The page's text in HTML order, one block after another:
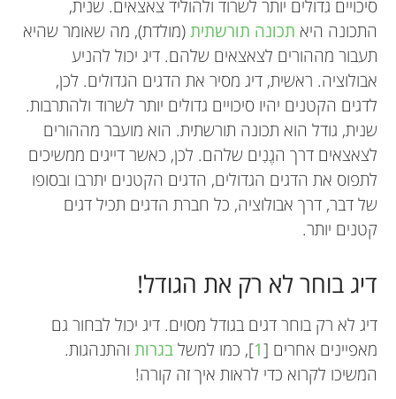
סיכויים גדולים יותר לשרוד ולהוליד צאצאים. שנית,
התכונה היא תכונה תורשתית(מולדת), מה שאומר שהיא
תעבור מההורים לצאצאים שלהם. דיג יכול להניע
אבולוציה. ראשית, דיג מסיר את הדגים הגדולים. לכן,
לדגים הקטנים יהיו סיכויים גדולים יותר לשרוד ולהתרבות.
שנית, גודל הוא תכונה תורשתית. הוא מועבר מההורים
לצאצאים דרך הגֶנִים שלהם. לכן, כאשר דייגים ממשיכים
לתפוס את הדגים הגדולים, הדגים הקטנים יתרבו ובסופו
של דבר, דרך אבולוציה, כל חברת הדגים תכיל דגים
קטנים יותר.
דיג בוחר לא רק את הגודל!
דיג לא רק בוחר דגים בגודל מסוים. דיג יכול לבחור גם
מאפיינים אחרים [1], כמו למשלבגרותוהתנהגות.
המשיכו לקרוא כדי לראות איך זה קורה!